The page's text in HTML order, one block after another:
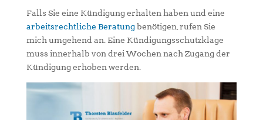
Falls Sie eine Kündigung erhalten haben und eine
arbeitsrechtliche Beratungbenötigen, rufen Sie
mich umgehend an. Eine Kündigungsschutzklage
muss innerhalb von drei Wochen nach Zugang der
Kündigung erhoben werden.